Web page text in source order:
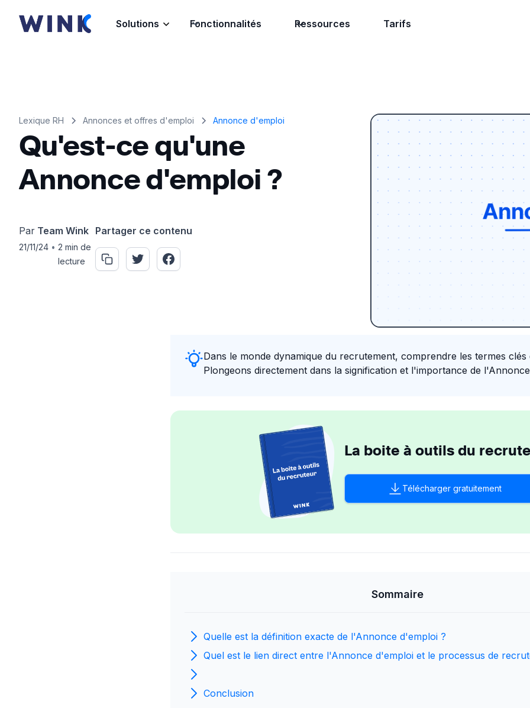
Solutions Fonctionnalités Ressources Tarifs
Lexique RH Annonces et offres d'emploi Annonce d'emploi
Qu'est-ce qu'une
Annonce d'emploi ?
Par Team Wink
21/11/24 • 2 min de
lecture
Partager ce contenu
Dans le monde dynamique du recrutement, comprendre les termes clés
Plongeons directement dans la signification et l'importance de
La boite à outils du
Télécharger gratuitement
Sommaire
Quelle est la définition exacte de l'Annonce d'emploi ?
Quel est le lien direct entre l'Annonce d'emploi et le processus de
Conclusion